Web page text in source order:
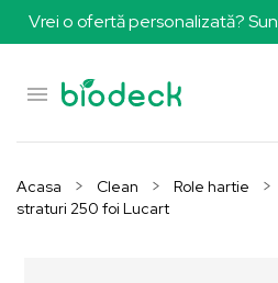
Vrei o ofertă personalizată?

Acasa Clean Role hartie
straturi 250 foi Lucart